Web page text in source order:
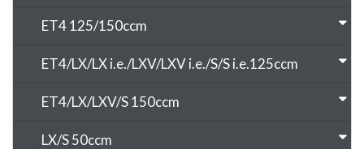
ET4 125/150ccm
ET4/LX/LX i.e./LXV/LXV i.e./S/S i.e.125ccm
ET4/LX/LXV/S 150ccm
LX/S 50ccm